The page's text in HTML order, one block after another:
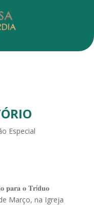
Especial
𝐩𝐚𝐫𝐚 𝐨 𝐓𝐫í𝐝𝐮𝐨
Março, na Igreja